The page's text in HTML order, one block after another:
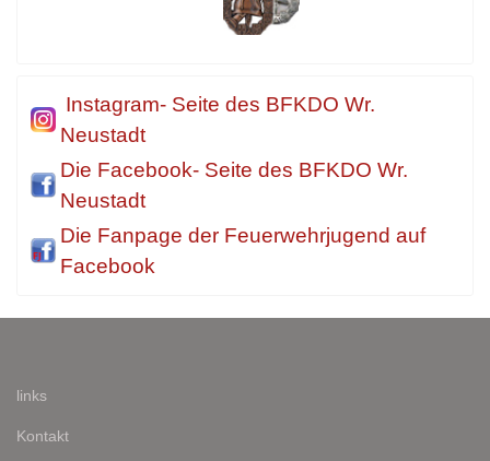
Instagram- Seite des BFKDO Wr.
Neustadt
Die Facebook- Seite des BFKDO Wr.
Neustadt
Die Fanpage der Feuerwehrjugend auf
Facebook
links
Kontakt